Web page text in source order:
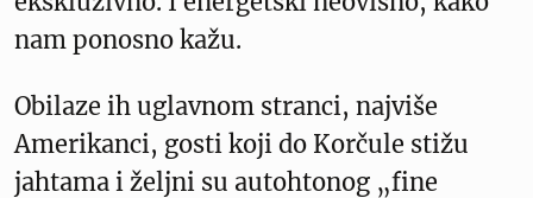
nam ponosno kažu.
Obilaze ih uglavnom stranci, najviše
Amerikanci, gosti koji do Korčule stižu
jahtama i željni su autohtonog „fine